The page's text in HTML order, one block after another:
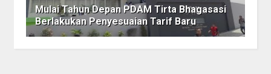
Mulai Tahun Depan PDAM Tirta Bhagasasi
Berlakukan Penyesuaian Tarif Baru